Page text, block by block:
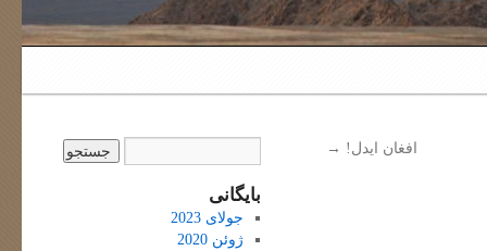
افغان ایدل! →
بایگانی
جولای 2023
ژوئن 2020